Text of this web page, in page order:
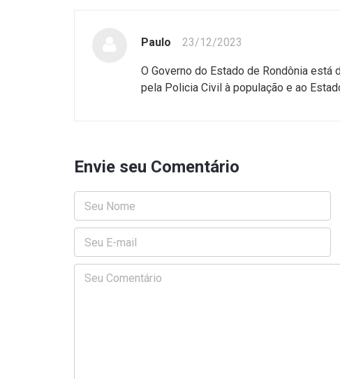
Paulo 23/12/2023
O Governo do Estado de Rondônia
pela Policia Civil à população e ao
Envie seu Comentário